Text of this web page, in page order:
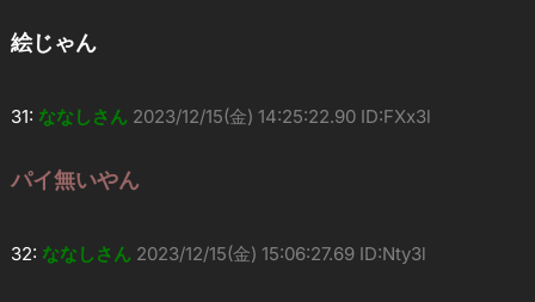
絵じゃん
31: ななしさん 2023/12/15(金) 14:25:22.90 ID:FXx3l
パイ無いやん
32: ななしさん 2023/12/15(金) 15:06:27.69 ID:Nty3l